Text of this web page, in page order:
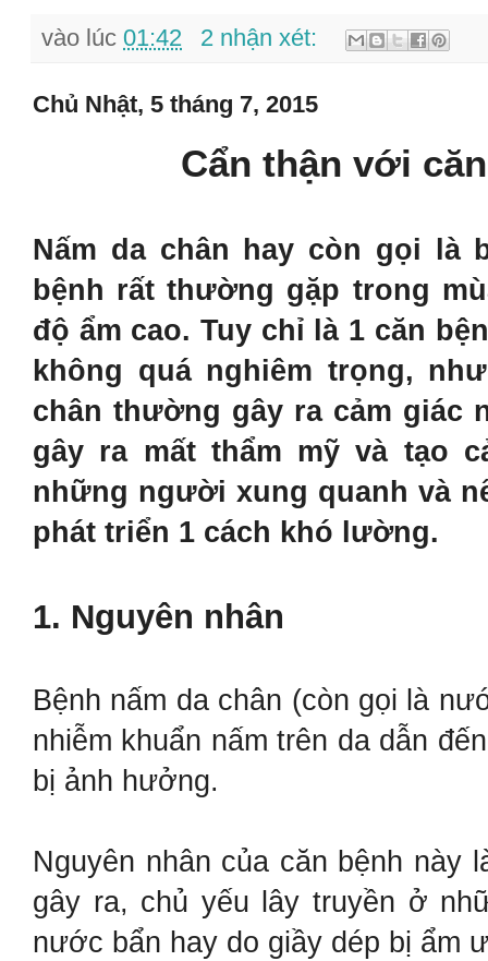
vào lúc 01:42 2 nhận xét:
Chủ Nhật, 5 tháng 7, 2015
Cẩn thận với
Nấm da chân hay còn gọi là
bệnh rất thường gặp trong
độ ẩm cao. Tuy chỉ là 1 căn
không quá nghiêm trọng,
chân thường gây ra cảm giác
gây ra mất thẩm mỹ và tạo
những người xung quanh và
phát triển 1 cách khó lường.
1. Nguyên nhân
Bệnh nấm da chân (còn gọi là
nhiễm khuẩn nấm trên da dẫn
bị ảnh hưởng.
Nguyên nhân của căn bệnh này
gây ra, chủ yếu lây truyền ở
nước bẩn hay do giầy dép bị ẩm